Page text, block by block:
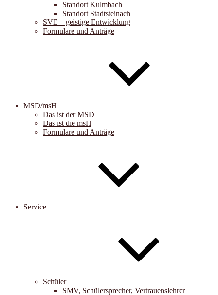
Standort Kulmbach
Standort Stadtsteinach
SVE – geistige Entwicklung
Formulare und Anträge
MSD/msH
Das ist der MSD
Das ist die msH
Formulare und Anträge
Service
Schüler
SMV, Schülersprecher, Vertrauenslehrer